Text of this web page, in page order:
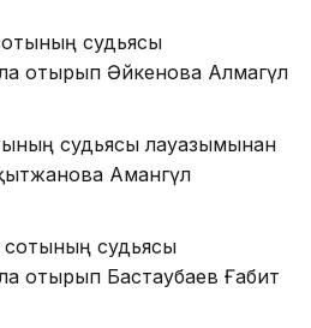
судьясы
отырып Әйкенова Алмагүл
судьясы лауазымынан
Амангүл
судьясы
отырып Бастаубаев Ғабит